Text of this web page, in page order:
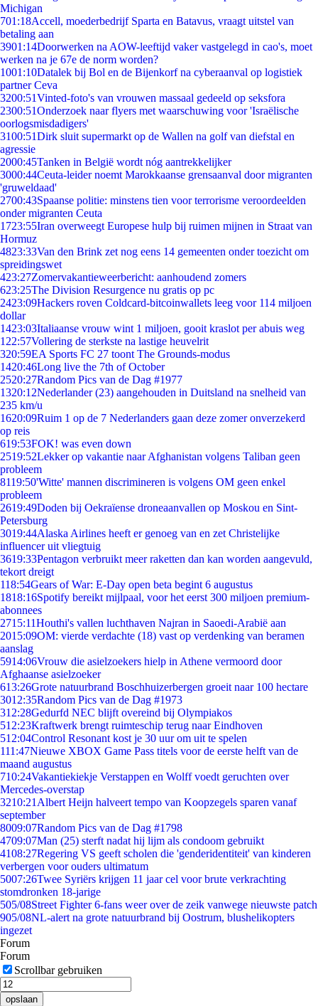
Michigan
701:18Accell, moederbedrijf Sparta en Batavus, vraagt uitstel van
betaling aan
3901:14Doorwerken na AOW-leeftijd vaker vastgelegd in cao's, moet
werken na je 67e de norm worden?
1001:10Datalek bij Bol en de Bijenkorf na cyberaanval op logistiek
partner Ceva
3200:51Vinted-foto's van vrouwen massaal gedeeld op seksfora
2300:51Onderzoek naar flyers met waarschuwing voor 'Israëlische
oorlogsmisdadigers'
3100:51Dirk sluit supermarkt op de Wallen na golf van diefstal en
agressie
2000:45Tanken in België wordt nóg aantrekkelijker
3000:44Ceuta-leider noemt Marokkaanse grensaanval door migranten
'gruweldaad'
2700:43Spaanse politie: minstens tien voor terrorisme veroordeelden
onder migranten Ceuta
1723:55Iran overweegt Europese hulp bij ruimen mijnen in Straat van
Hormuz
4823:33Van den Brink zet nog eens 14 gemeenten onder toezicht om
spreidingswet
423:27Zomervakantieweerbericht: aanhoudend zomers
623:25The Division Resurgence nu gratis op pc
2423:09Hackers roven Coldcard-bitcoinwallets leeg voor 114 miljoen
dollar
1423:03Italiaanse vrouw wint 1 miljoen, gooit kraslot per abuis weg
1 22:57Vollering de sterkste na lastige heuvelrit
320:59EA Sports FC 27 toont The Grounds-modus
1420:46Long live the 7th of October
2520:27Random Pics van de Dag #1977
1320:12Nederlander (23) aangehouden in Duitsland na snelheid van
235 km/u
1620:09Ruim 1 op de 7 Nederlanders gaan deze zomer onverzekerd
op reis
619:53FOK! was even down
2519:52Lekker op vakantie naar Afghanistan volgens Taliban geen
probleem
8119:50'Witte' mannen discrimineren is volgens OM geen enkel
probleem
2619:49Doden bij Oekraïense droneaanvallen op Moskou en Sint-
Petersburg
3019:44Alaska Airlines heeft er genoeg van en zet Christelijke
influencer uit vliegtuig
3619:33Pentagon verbruikt meer raketten dan kan worden aangevuld,
tekort dreigt
118:54Gears of War: E-Day open beta begint 6 augustus
1818:16Spotify bereikt mijlpaal, voor het eerst 300 miljoen premium-
abonnees
2715:11Houthi's vallen luchthaven Najran in Saoedi-Arabië aan
2015:09OM: vierde verdachte (18) vast op verdenking van beramen
aanslag
5914:06Vrouw die asielzoekers hielp in Athene vermoord door
Afghaanse asielzoeker
613:26Grote natuurbrand Boschhuizerbergen groeit naar 100 hectare
3012:35Random Pics van de Dag #1973
312:28Gedurfd NEC blijft overeind bij Olympiakos
512:23Kraftwerk brengt ruimteschip terug naar Eindhoven
512:04Control Resonant kost je 30 uur om uit te spelen
111:47Nieuwe XBOX Game Pass titels voor de eerste helft van de
maand augustus
710:24Vakantiekiekje Verstappen en Wolff voedt geruchten over
Mercedes-overstap
3210:21 Albert Heijn halveert tempo van Koopzegels sparen vanaf
september
8009:07Random Pics van de Dag #1798
4709:07Man (25) sterft nadat hij lijm als condoom gebruikt
4108:27Regering VS geeft scholen die 'genderidentiteit' van kinderen
verbergen voor ouders ultimatum
5007:26Twee Syriërs krijgen 11 jaar cel voor brute verkrachting
stomdronken 18-jarige
505/08Street Fighter 6-fans weer over de zeik vanwege nieuwste patch
905/08NL-alert na grote natuurbrand bij Oostrum, blushelikopters
ingezet
Forum
Forum
Scrollbar gebruiken
opslaan